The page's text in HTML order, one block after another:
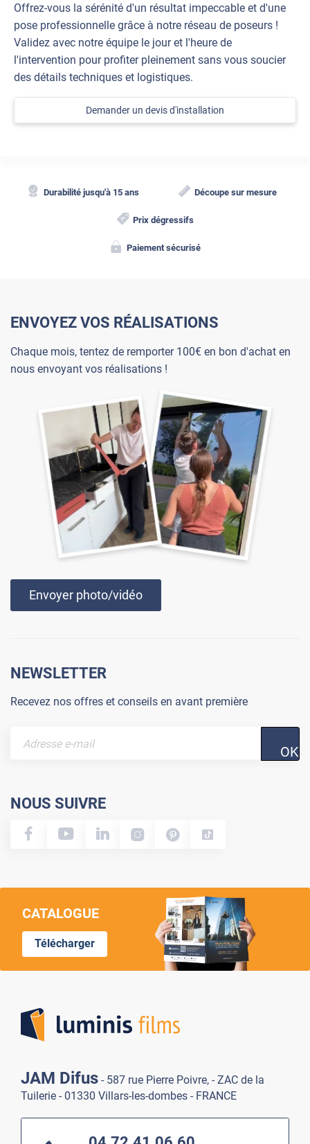
Offrez-vous la sérénité d'un résultat impeccable et d'une
pose professionnelle grâce à notre réseau de poseurs !
Validez avec notre équipe le jour et l'heure de
l'intervention pour profiter pleinement sans vous soucier
des détails techniques et logistiques.
Demander un devis d'installation
Durabilité jusqu'à 15 ans Découpe sur mesure
Prix dégressifs
Paiement sécurisé
ENVOYEZ VOS RÉALISATIONS
Chaque mois, tentez de remporter 100€ en bon d'achat en
nous envoyant vos réalisations !
Envoyer photo/vidéo
NEWSLETTER
Recevez nos offres et conseils en avant première
OK
NOUS SUIVRE
CATALOGUE
Télécharger
JAM Difus - 587 rue Pierre Poivre, - ZAC de la
Tuilerie - 01330 Villars-les-dombes - FRANCE